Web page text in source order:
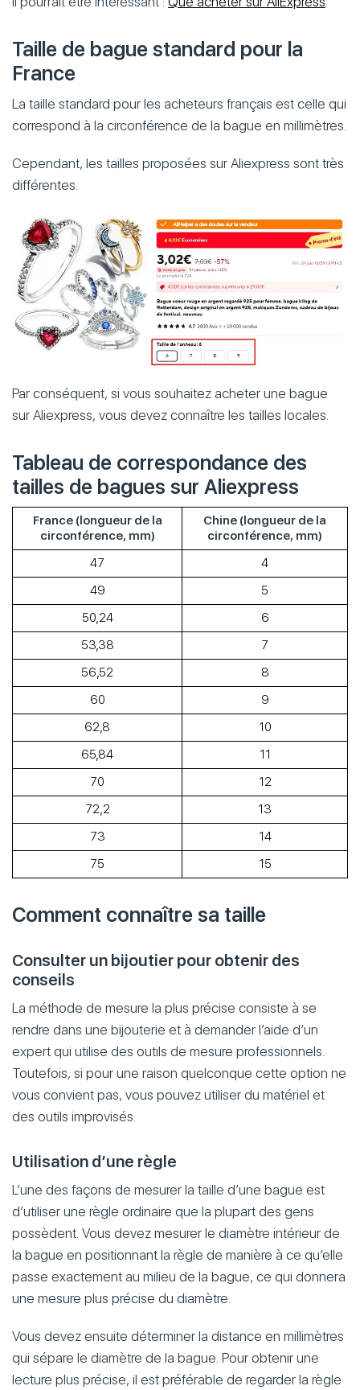
Taille de bague standard pour la
France
La taille standard pour les acheteurs français est celle qui
correspond à la circonférence de la bague en millimètres.
Cependant, les tailles proposées sur Aliexpress sont très
différentes.
Par conséquent, si vous souhaitez acheter une bague
sur Aliexpress, vous devez connaître les tailles locales.
Tableau de correspondance des
tailles de bagues sur Aliexpress
France (longueur de la
circonférence, mm)
Chine (longueur de la
circonférence, mm)
47
4
49
5
50,24
6
53,38
7
56,52
8
60
9
62,8
10
65,84
11
70
12
72,2
13
73
14
75
15
Comment connaître sa taille
Consulter un bijoutier pour obtenir des
conseils
La méthode de mesure la plus précise consiste à se
rendre dans une bijouterie et à demander l’aide d’un
expert qui utilise des outils de mesure professionnels.
Toutefois, si pour une raison quelconque cette option ne
vous convient pas, vous pouvez utiliser du matériel et
des outils improvisés.
Utilisation d’une règle
L’une des façons de mesurer la taille d’une bague est
d’utiliser une règle ordinaire que la plupart des gens
possèdent. Vous devez mesurer le diamètre intérieur de
la bague en positionnant la règle de manière à ce qu’elle
passe exactement au milieu de la bague, ce qui donnera
une mesure plus précise du diamètre.
Vous devez ensuite déterminer la distance en millimètres
qui sépare le diamètre de la bague. Pour obtenir une
lecture plus précise, il est préférable de regarder la règle